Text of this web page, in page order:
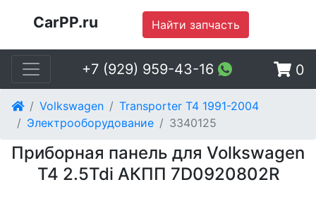
CarPP.ru Найти запчасть
+7 (929) 959-43-16 0
Volkswagen
Transporter T4 1991-2004
Электрооборудование
3340125
Приборная панель для Volkswagen
T4 2.5Tdi АКПП 7D0920802R